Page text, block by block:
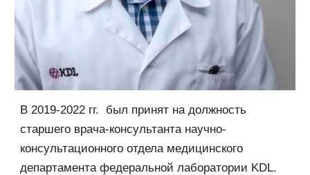
В 2019-2022 гг. был принят на должность
старшего врача-консультанта научно-
консультационного отдела медицинского
департамента федеральной лаборатории KDL.